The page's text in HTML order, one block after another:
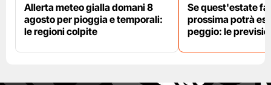
Allerta meteo gialla domani 8
agosto per pioggia e temporali:
le regioni colpite
Se quest'estate fa
prossima potrà
peggio: le